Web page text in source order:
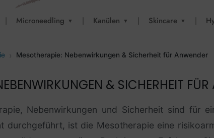
| Microneedling ▼ | Kanülen ▼ | Skincare ▼ |
Mesotherapie: Nebenwirkungen & Sicherheit für Anwender
& SICHERHEIT FÜR
Nebenwirkungen und Sicherheit sind für
durchgeführt, ist die Mesotherapie eine